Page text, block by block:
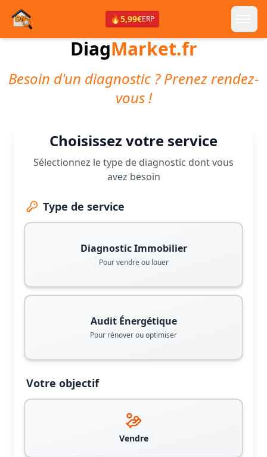
🔥5,99€ERP
DiagMarket.fr
Besoin d'un diagnostic ? Prenez rendez-
vous !
Choisissez votre service
Sélectionnez le type de diagnostic dont vous
avez besoin
Type de service
Diagnostic Immobilier
Pour vendre ou louer
Audit Énergétique
Pour rénover ou optimiser
Votre objectif
Vendre